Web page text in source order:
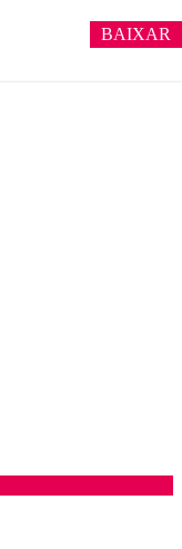
BAIXAR